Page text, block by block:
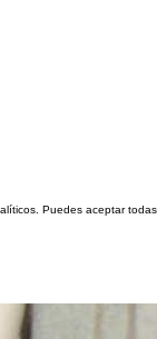
Puedes aceptar